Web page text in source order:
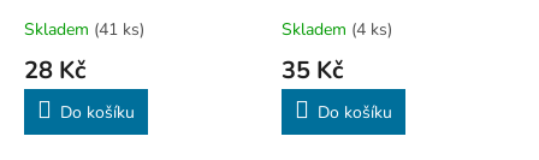
Skladem (41 ks)
28 Kč
Do košíku
Skladem (4 ks)
35 Kč
Do košíku